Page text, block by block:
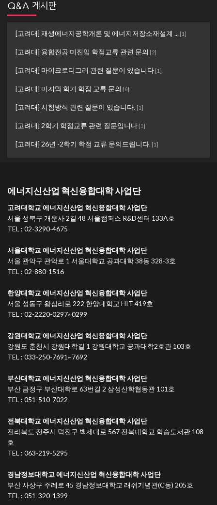
Q&A 게시판
[고려대] 재생에너지공학개론 및 에너지저장소재설계 ... [1]
[고려대] 융합전공 미진입 학점교류 관련 문의 [2]
[고려대] 마이크로디그리 관련 질문이 있습니다 [1]
[고려대] 마지막 학기 학점 교류 문의 [6]
[고려대] 시험방식 관련 질문이 있습니다. [1]
[고려대] 2학기 학점교류 관련 질문입니다 [1]
[고려대] 26년 -2학기 학점 교류 문의드립니다. [1]
에너지신산업 혁신융합대학 사업단
고려대학교 에너지신산업 혁신융합대학 사업단
서울 성북구 개운사 2길 48 서울캠퍼스 R&D센터 133A호
TEL : 02-3290-4675
서울대학교 에너지신산업 혁신융합대학 사업단
서울 관악구 관악로 1 서울대학교 공과대학 38동 328-3호
TEL : 02-880-1516
한양대학교 에너지신산업 혁신융합대학 사업단
서울 성동구 왕십리로 222 한양대학교 HIT 419호
TEL : 02-2220-0297~0299
강원대학교 에너지신산업 혁신융합대학 사업단
강원도 춘천시 강원대학길 1 강원대학교 공과대학2호관 103호
TEL : 033-250-7691~7692
부산대학교 에너지신산업 혁신융합대학 사업단
부산 금정구 부산대학로 63번길 2 삼성산학협동관 101호
TEL : 051-510-7022
전북대학교 에너지신산업 혁신융합대학 사업단
전라북도 전주시 덕진구 백제대로 567 전북대학교 학습도서관 108
호
TEL : 063-219-5295
경남정보대학교 에너지신산업 혁신융합대학 사업단
부산 사상구 주례로 45 경남정보대학교 래쉬기념관(C동) 205호
TEL : 051-320-1399